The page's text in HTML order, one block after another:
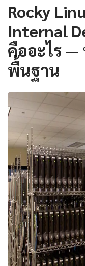
Rocky
Internal
คืออะไร —
พื้นฐาน